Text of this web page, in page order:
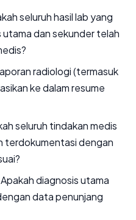
seluruh hasil lab yang
dan sekunder telah
radiologi (termasuk
ke dalam resume
seluruh tindakan medis
terdokumentasi dengan
Apakah diagnosis utama
data penunjang